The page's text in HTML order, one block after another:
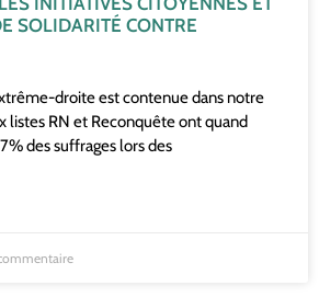
SOLIDARITÉ CONTRE
droite est contenue dans notre
listes RN et Reconquête ont quand
des suffrages lors des